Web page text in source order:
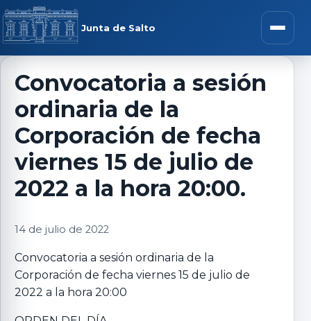
Saltar al contenido
Junta de Salto Abrir
menú
Convocatoria a sesión
ordinaria de la
Corporación de fecha
viernes 15 de julio de
2022 a la hora 20:00.
14 de julio de 2022
Convocatoria a sesión ordinaria de la
Corporación de fecha viernes 15 de julio de
2022 a la hora 20:00